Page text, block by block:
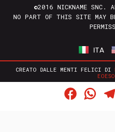
©2016 NICKNAME SNC.
NO PART OF THIS SITE MAY BE
ITA
CREATO DALLE MENTI FELICI DI
Facebook